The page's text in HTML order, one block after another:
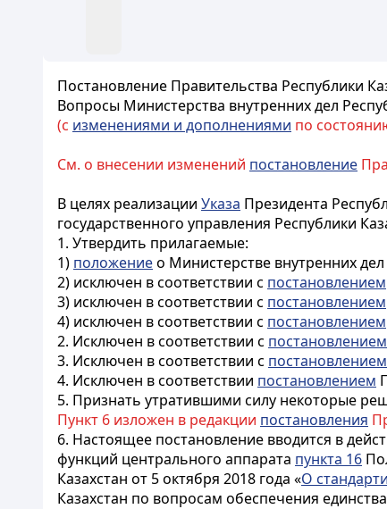
Постановление Правительства Республики
Вопросы Министерства внутренних дел
(с изменениями и дополнениями по
См. о внесении изменений постановление
В целях реализации Указа Президента
государственного управления Республики
1. Утвердить прилагаемые:
1) положениео Министерстве внутренних
2) исключен в соответствии с постановлением
3) исключен в соответствии с постановлением
4) исключен в соответствии с постановлением
2. Исключен в соответствии с постановлением
3. Исключен в соответствии с постановлением
4. Исключен в соответствии постановлением
5. Признать утратившими силу некоторые
Пункт 6 изложен в редакции постановления
6. Настоящее постановление вводится в
функций центрального аппарата пункта 16
Казахстан от 5 октября 2018 года «О
Казахстан по вопросам обеспечения